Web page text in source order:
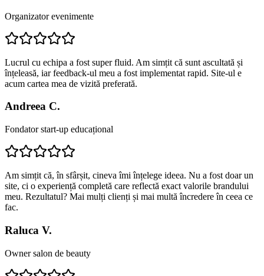
Organizator evenimente
Lucrul cu echipa a fost super fluid. Am simțit că sunt ascultată și
înțeleasă, iar feedback-ul meu a fost implementat rapid. Site-ul e
acum cartea mea de vizită preferată.
Andreea C.
Fondator start-up educațional
Am simțit că, în sfârșit, cineva îmi înțelege ideea. Nu a fost doar un
site, ci o experiență completă care reflectă exact valorile brandului
meu. Rezultatul? Mai mulți clienți și mai multă încredere în ceea ce
fac.
Raluca V.
Owner salon de beauty